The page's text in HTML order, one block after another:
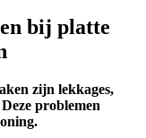
bij platte
zijn lekkages,
problemen